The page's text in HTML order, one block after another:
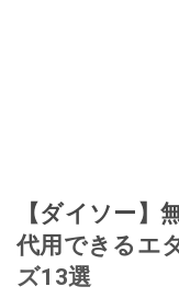
【ダイソー】
代用できるエ
ズ13選